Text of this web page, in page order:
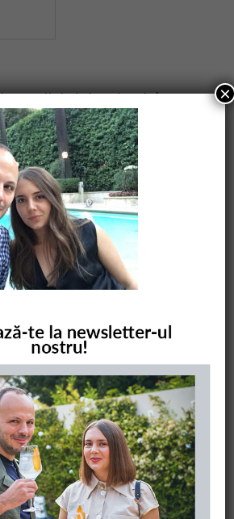
emailul și site-ul web în acest
viitoare când o să comentez.
NOASTRĂ
×